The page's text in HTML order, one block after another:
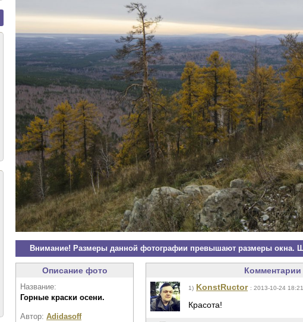
Внимание! Размеры данной фотографии превышают размеры окна.
Описание фото
Название:
Горные краски осени.
Автор: Adidasoff
Комментарии
1) KonstRuctor : 2013-10-24
Красота!